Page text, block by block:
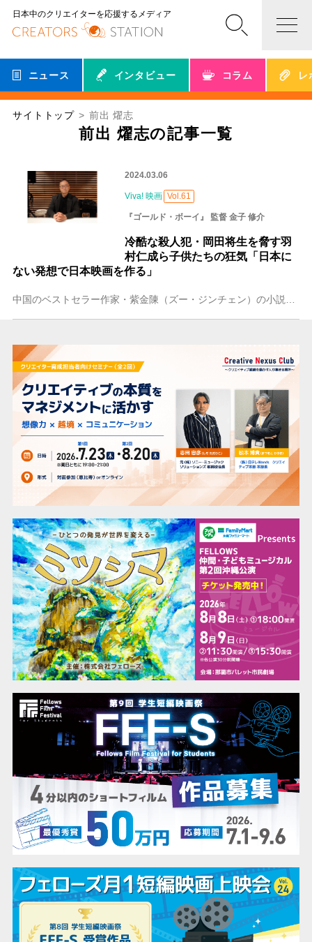
日本中のクリエイターを応援するメディア
ニュース インタビュー コラム レ
サイトトップ 前出 燿志
前出 燿志の記事一覧
2024.03.06
Viva! 映画 Vol.61
『ゴールド・ボーイ』 監督 金子 修介
冷酷な殺人犯・岡田将生を脅す羽
村仁成ら子供たちの狂気「日本に
ない発想で日本映画を作る」